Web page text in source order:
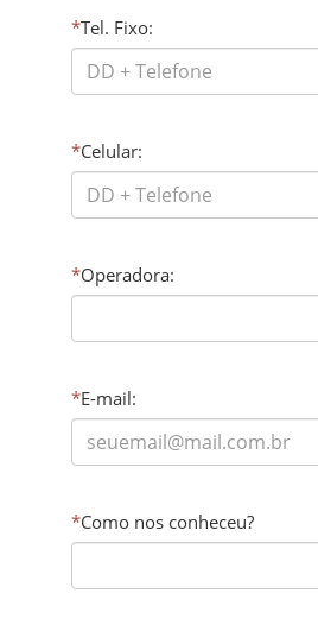
*Tel. Fixo:
*Celular:
*Operadora:
*E-mail:
*Como nos conheceu?